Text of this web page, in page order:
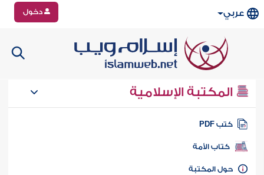
عربي دخول
المكتبة الإسلامية
كتب PDF
كتاب الأمة